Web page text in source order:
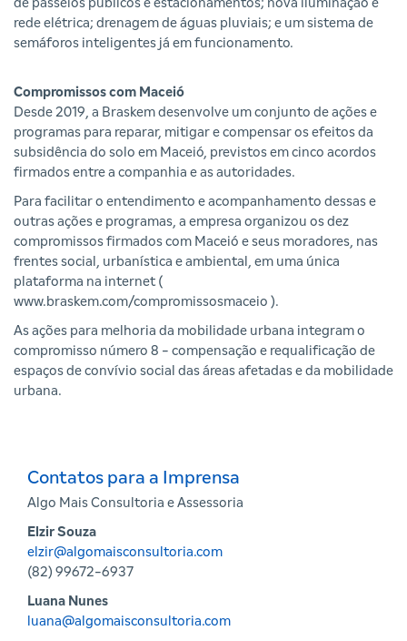
de passeios públicos e estacionamentos; nova iluminação e
rede elétrica; drenagem de águas pluviais; e um sistema de
semáforos inteligentes já em funcionamento.
Compromissos com Maceió
Desde 2019, a Braskem desenvolve um conjunto de ações e
programas para reparar, mitigar e compensar os efeitos da
subsidência do solo em Maceió, previstos em cinco acordos
firmados entre a companhia e as autoridades.
Para facilitar o entendimento e acompanhamento dessas e
outras ações e programas, a empresa organizou os dez
compromissos firmados com Maceió e seus moradores, nas
frentes social, urbanística e ambiental, em uma única
plataforma na internet (
www.braskem.com/compromissosmaceio ).
As ações para melhoria da mobilidade urbana integram o
compromisso número 8 - compensação e requalificação de
espaços de convívio social das áreas afetadas e da mobilidade
urbana.
Contatos para a Imprensa
Algo Mais Consultoria e Assessoria
Elzir Souza
elzir@algomaisconsultoria.com
(82) 99672-6937
Luana Nunes
luana@algomaisconsultoria.com